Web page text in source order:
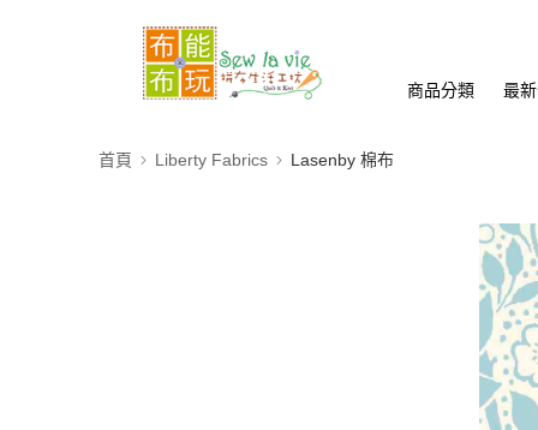
商品分類 最
首頁 Liberty Fabrics Lasenby 棉布